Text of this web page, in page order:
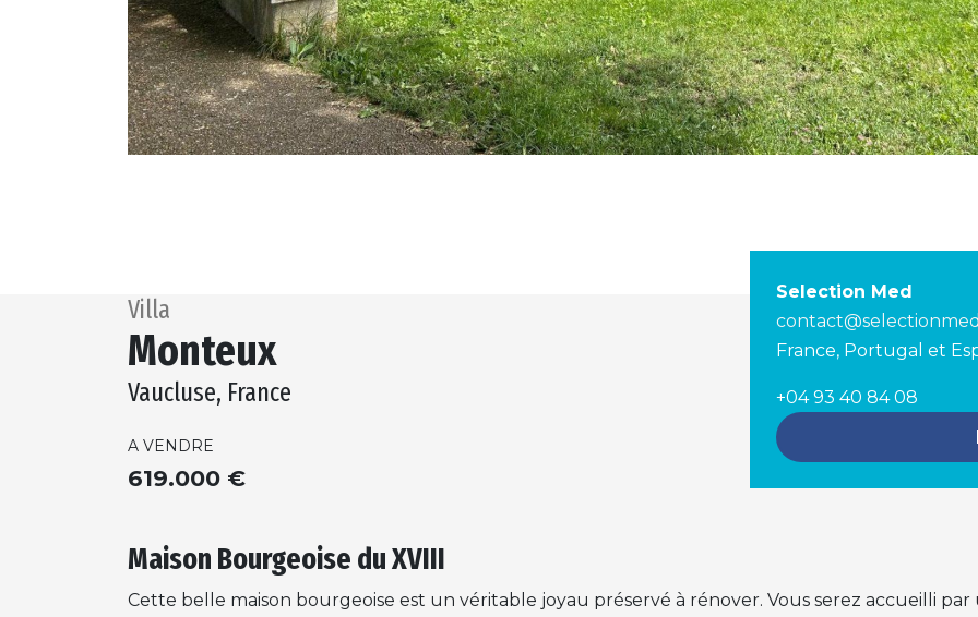
Villa
Monteux
Vaucluse, France
A VENDRE
619.000 €
Selection Med
France, Portugal et
+04 93 40 84 08
Maison Bourgeoise du XVIII
Cette belle maison bourgeoise est un véritable joyau préservé à rénover. Vous serez accueilli